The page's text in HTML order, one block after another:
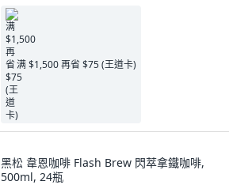
满 $1,500 再省 $75 (王道卡)
黑松 韋恩咖啡 Flash Brew 閃萃拿鐵咖啡,
500ml, 24瓶